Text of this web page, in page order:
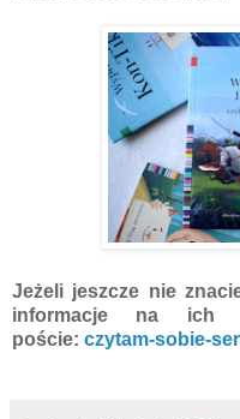
Jeżeli jeszcze nie
informacje na ich
poście: czytam-sobie-